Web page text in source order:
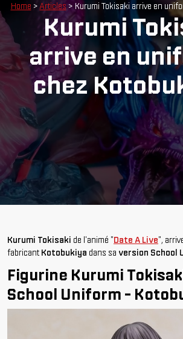
Home > Articles> Kurumi Tokisaki arrive en
Kurumi
arrive en
chez
Kurumi Tokisaki de l'animé "Date A Live",
fabricant Kotobukiya dans sa version School
Figurine Kurumi
School Uniform -